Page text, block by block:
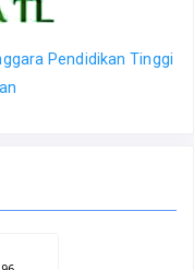
Pendidikan Tinggi